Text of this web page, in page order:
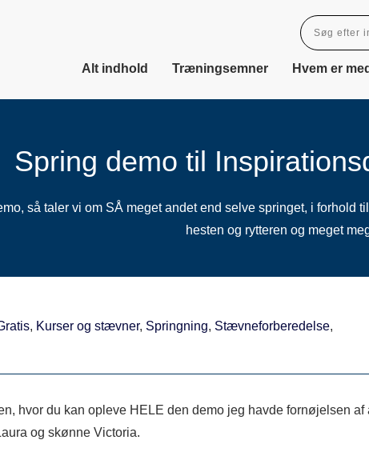
Alt indhold Træningsemner Hvem er med
Spring demo til
så taler vi om SÅ meget andet end selve springet, i
hesten og rytteren og meget
, Kurser og stævner, Springning, Stævneforberedelse,
hvor du kan opleve HELE den demo jeg havde fornøjelsen
og skønne Victoria.